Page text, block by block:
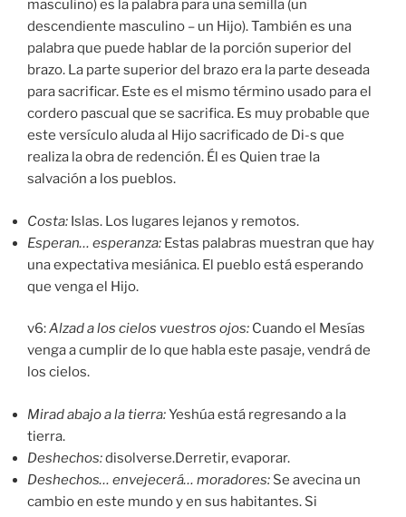
masculino) es la palabra para una semilla (un
descendiente masculino – un Hijo). También es una
palabra que puede hablar de la porción superior del
brazo. La parte superior del brazo era la parte deseada
para sacrificar. Este es el mismo término usado para el
cordero pascual que se sacrifica. Es muy probable que
este versículo aluda al Hijo sacrificado de Di-s que
realiza la obra de redención. Él es Quien trae la
salvación a los pueblos.
Costa: Islas. Los lugares lejanos y remotos.
Esperan… esperanza: Estas palabras muestran que hay
una expectativa mesiánica. El pueblo está esperando
que venga el Hijo.
v6:Alzad a los cielos vuestros ojos: Cuando el Mesías
venga a cumplir de lo que habla este pasaje, vendrá de
los cielos.
Mirad abajo a la tierra:Yeshúa está regresando a la
tierra.
Deshechos:disolverse.Derretir, evaporar.
Deshechos… envejecerá… moradores: Se avecina un
cambio en este mundo y en sus habitantes. Si